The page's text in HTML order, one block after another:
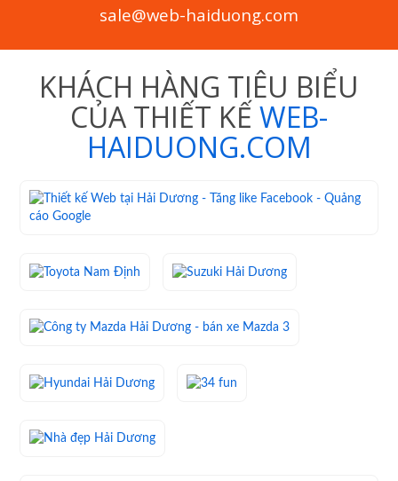
sale@web-haiduong.com
KHÁCH HÀNG TIÊU BIỂU
CỦA THIẾT KẾ WEB-
HAIDUONG.COM